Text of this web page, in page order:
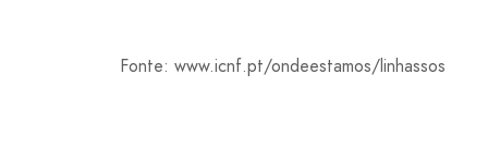
Fonte: www.icnf.pt/ondeestamos/linhassos